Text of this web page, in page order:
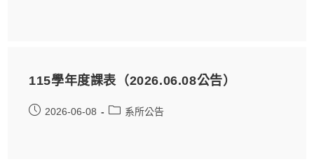
115學年度課表（2026.06.08公告）
2026-06-08 系所公告